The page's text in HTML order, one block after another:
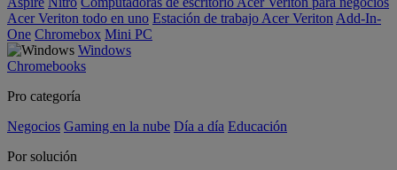
Acer Veriton todo en uno Estación de trabajo Acer Veriton Add-In-
One Chromebox Mini PC
Windows
Chromebooks
Pro categoría
Negocios Gaming en la nube Día a día Educación
Por solución